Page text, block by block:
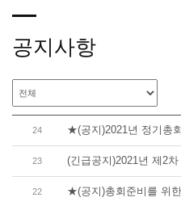
공지사항
24 ★(공지)2021년 정기총
23 (긴급공지)2021년 제2
22 ★(공지)총회준비를 위